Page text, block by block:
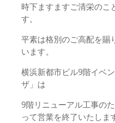
時下ますますご清栄のこ
す。
平素は格別のご高配を賜
います。
横浜新都市ビル9階イベ
ザ」は
9階リニューアル工事の
って営業を終了いたしま